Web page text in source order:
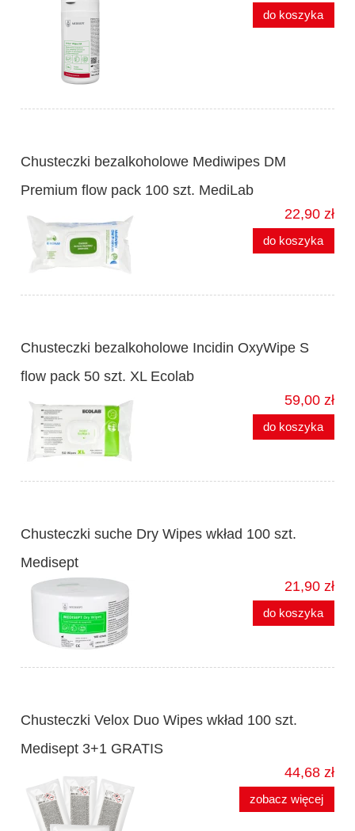
do koszyka
Chusteczki bezalkoholowe Mediwipes DM
Premium flow pack 100 szt. MediLab
22,90 zł
do koszyka
Chusteczki bezalkoholowe Incidin OxyWipe S
flow pack 50 szt. XL Ecolab
59,00 zł
do koszyka
Chusteczki suche Dry Wipes wkład 100 szt.
Medisept
21,90 zł
do koszyka
Chusteczki Velox Duo Wipes wkład 100 szt.
Medisept 3+1 GRATIS
44,68 zł
zobacz więcej